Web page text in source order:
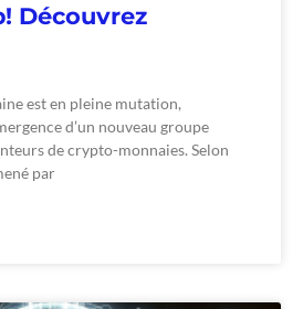
Découvrez
est en pleine mutation,
d’un nouveau groupe
de crypto-monnaies. Selon
par